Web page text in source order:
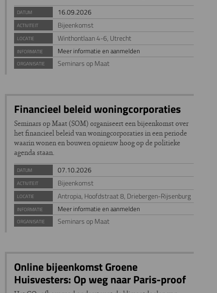
DATUM 16.09.2026
ACTIVITEIT Bijeenkomst
LOCATIE Winthontlaan 4-6, Utrecht
INFORMATIE Meer informatie en aanmelden
ORGANISATIE Seminars op Maat
Financieel beleid woningcorporaties
Seminars op Maat (SOM) organiseert een bijeenkomst over
het financieel beleid van woningcorporaties in een periode
waarin wonen en bouwen opnieuw hoog op de politieke
agenda staan.
DATUM 07.10.2026
ACTIVITEIT Bijeenkomst
LOCATIE Antropia, Hoofdstraat 8, Driebergen-Rijsenburg
INFORMATIE Meer informatie en aanmelden
ORGANISATIE Seminars op Maat
Online bijeenkomst Groene
Huisvesters: Op weg naar Paris-proof